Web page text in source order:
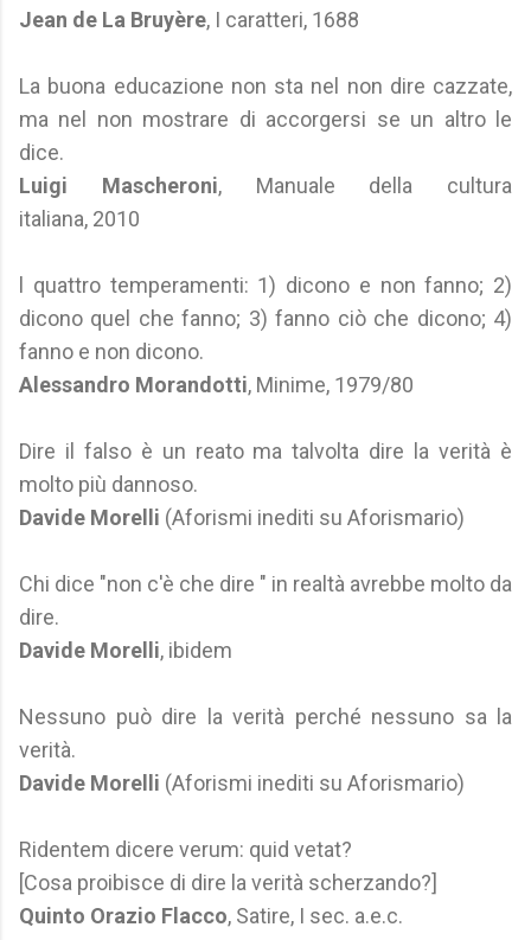
Jean de La Bruyère, I caratteri, 1688
La buona educazione non sta nel non dire cazzate,
ma nel non mostrare di accorgersi se un altro le
dice.
Luigi Mascheroni, Manuale della cultura
italiana, 2010
l quattro temperamenti: 1) dicono e non fanno; 2)
dicono quel che fanno; 3) fanno ciò che dicono; 4)
fanno e non dicono.
Alessandro Morandotti, Minime, 1979/80
Dire il falso è un reato ma talvolta dire la verità è
molto più dannoso.
Davide Morelli (Aforismi inediti su Aforismario)
Chi dice "non c'è che dire " in realtà avrebbe molto da
dire.
Davide Morelli, ibidem
Nessuno può dire la verità perché nessuno sa la
verità.
Davide Morelli (Aforismi inediti su Aforismario)
Ridentem dicere verum: quid vetat?
[Cosa proibisce di dire la verità scherzando?]
Quinto Orazio Flacco, Satire, I sec. a.e.c.